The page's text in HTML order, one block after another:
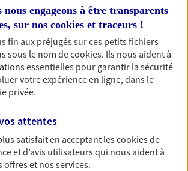
Accidents de la Vie
de jardinage, pâtissier en herbe
personne n'est à l'abri d'un
Avec Ma Protection
votre qualité de vie et vos
Accidents de la Vie
OBTENIR UN TARIF EN LIGNE
engageons à être transparents
sur nos cookies et traceurs !
fin aux préjugés sur ces petits fichiers
sous le nom decookies. Ils nous aident à
essentielles pour garantir la sécurité
votre expérience en ligne, dans le
privée.
attentes
satisfait en acceptant lescookiesde
et d’avis utilisateurs qui nous aident à
et nos services.